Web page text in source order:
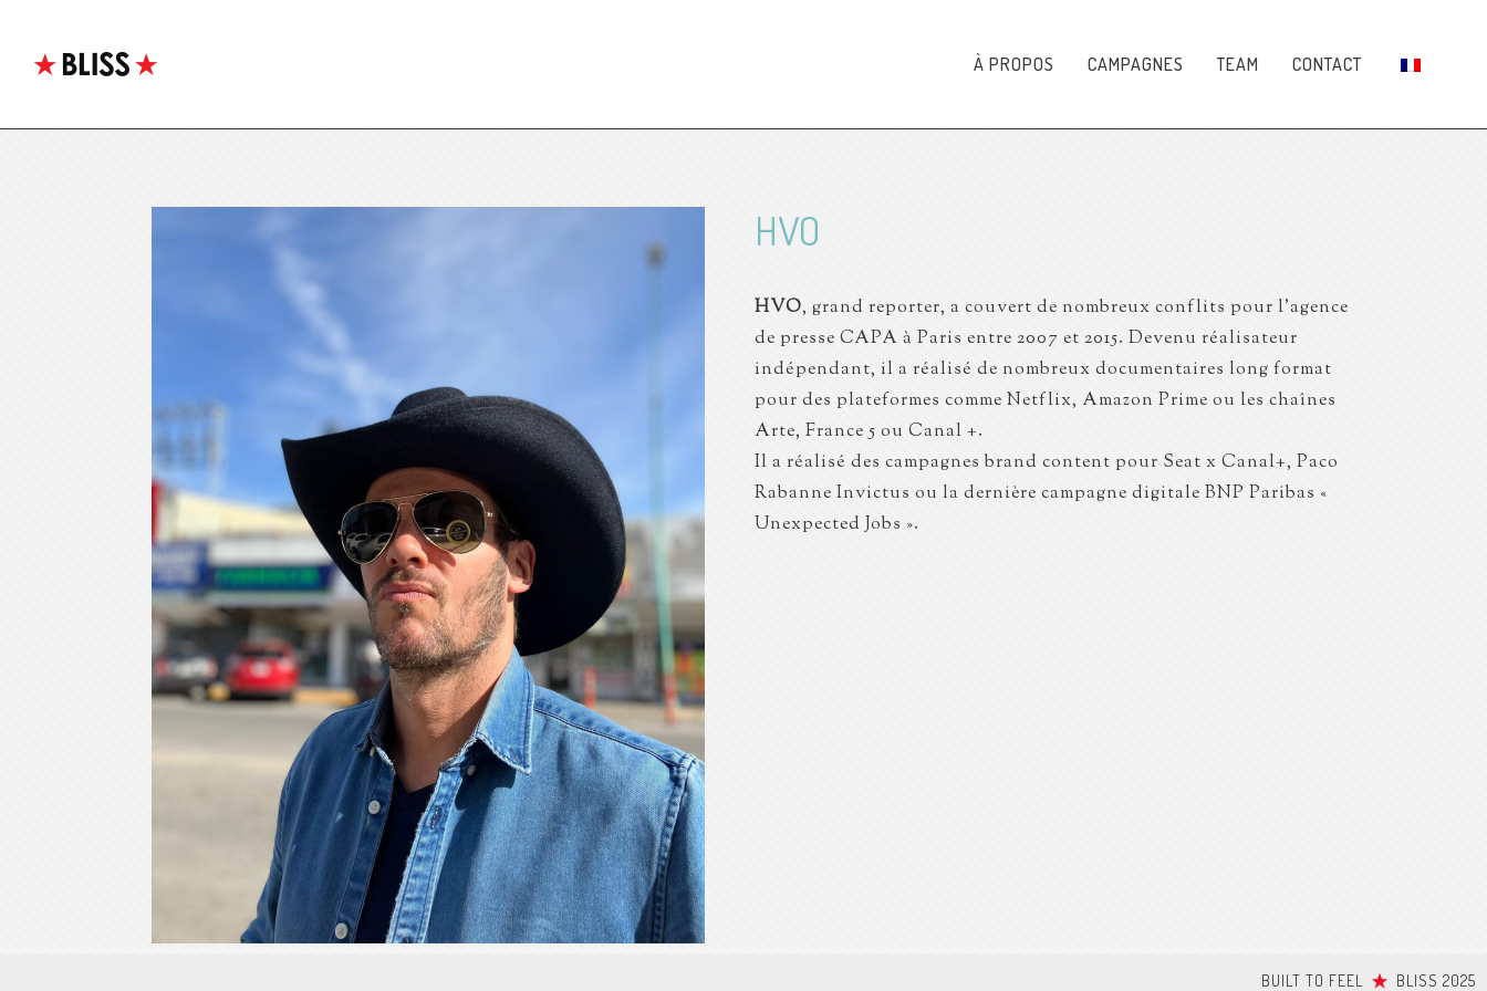
À PROPOS CAMPAGNES TEAM CONTACT
HVO
HVO, grand reporter, a couvert de nombreux conflits pour l’agence
de presse CAPA à Paris entre 2007 et 2015. Devenu réalisateur
indépendant, il a réalisé de nombreux documentaires long format
pour des plateformes comme Netflix, Amazon Prime ou les chaînes
Arte, France 5 ou Canal +.
Il a réalisé des campagnes brand content pour Seat x Canal+, Paco
Rabanne Invictus ou la dernière campagne digitale BNP Paribas «
Unexpected Jobs ».
BUILT TO FEEL BLISS 2025